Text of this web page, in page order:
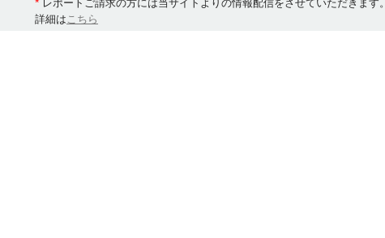
レポートご請求の方には当サイトよりの情報配信をさせていただきます。
詳細はこちら